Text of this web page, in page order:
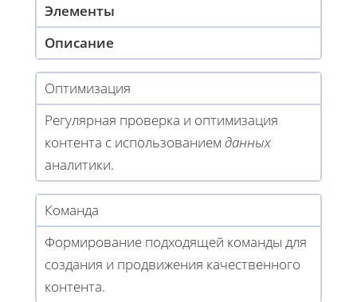
Элементы
Описание
Оптимизация
Регулярная проверка и оптимизация
контента с использованием данных
аналитики.
Команда
Формирование подходящей команды для
создания и продвижения качественного
контента.